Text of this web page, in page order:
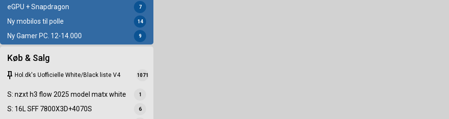
eGPU + Snapdragon 7
Ny mobilos til polle 14
Ny Gamer PC. 12-14.000 9
Køb & Salg
keep Hol.dk's Uofficielle White/Black liste V4 1071
S: nzxt h3 flow 2025 model matx white 1
S: 16L SFF 7800X3D+4070S 6